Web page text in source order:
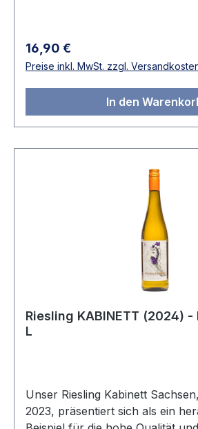
Granit-Syenit-
Sonnenenergie speichernden
bieten mit ihrem wärmenden
Voraussetzungen für unsere
Regulärer Preis:
16,90 €
Preise inkl. MwSt. zzgl.
In den
Riesling KABINETT (2024) -
L
Unser Riesling Kabinett
2023, präsentiert sich als ein